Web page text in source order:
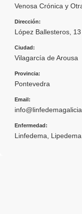
Venosa Crónica y
Dirección:
López Ballesteros,
Ciudad:
Vilagarcía de Arousa
Provincia:
Pontevedra
Email:
Enfermedad:
Linfedema Lipedema